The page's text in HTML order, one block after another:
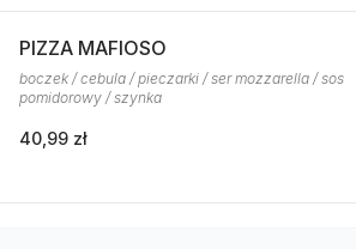
PIZZA MAFIOSO
boczek / cebula / pieczarki / ser mozzarella / sos
pomidorowy / szynka
40,99 zł